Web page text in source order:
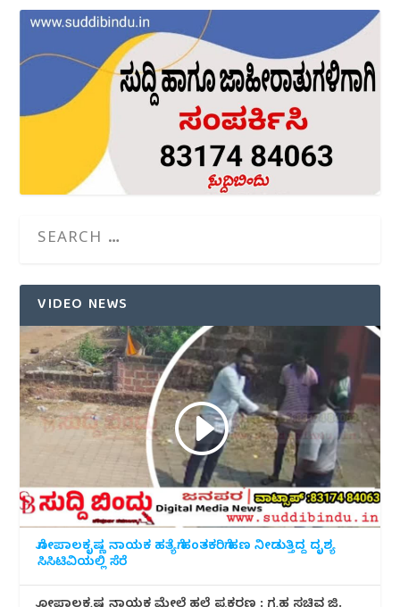
VIDEO NEWS
ಗೋಪಾಲಕೃಷ್ಣ ನಾಯಕ ಹತ್ಯೆಗೆ ಹಂತಕರಿಗೆ ಹಣ ನೀಡುತ್ತಿದ್ದ ದೃಶ್ಯ
ಸಿಸಿಟಿವಿಯಲ್ಲಿ ಸೆರೆ